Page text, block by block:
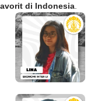
di Indonesia